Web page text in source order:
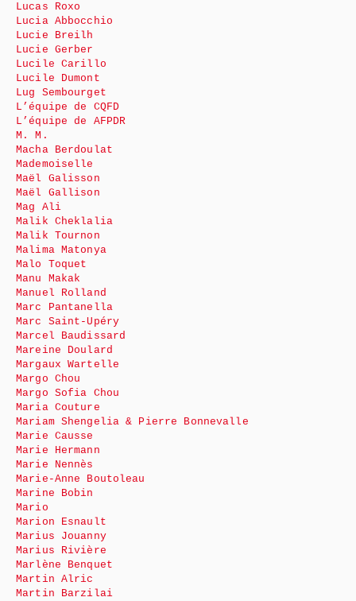
Lucas Roxo
Lucia Abbocchio
Lucie Breilh
Lucie Gerber
Lucile Carillo
Lucile Dumont
Lug Sembourget
L’équipe de CQFD
L’équipe de AFPDR
M. M.
Macha Berdoulat
Mademoiselle
Maël Galisson
Maël Gallison
Mag Ali
Malik Cheklalia
Malik Tournon
Malima Matonya
Malo Toquet
Manu Makak
Manuel Rolland
Marc Pantanella
Marc Saint-Upéry
Marcel Baudissard
Mareine Doulard
Margaux Wartelle
Margo Chou
Margo Sofia Chou
Maria Couture
Mariam Shengelia & Pierre Bonnevalle
Marie Causse
Marie Hermann
Marie Nennès
Marie-Anne Boutoleau
Marine Bobin
Mario
Marion Esnault
Marius Jouanny
Marius Rivière
Marlène Benquet
Martin Alric
Martin Barzilai